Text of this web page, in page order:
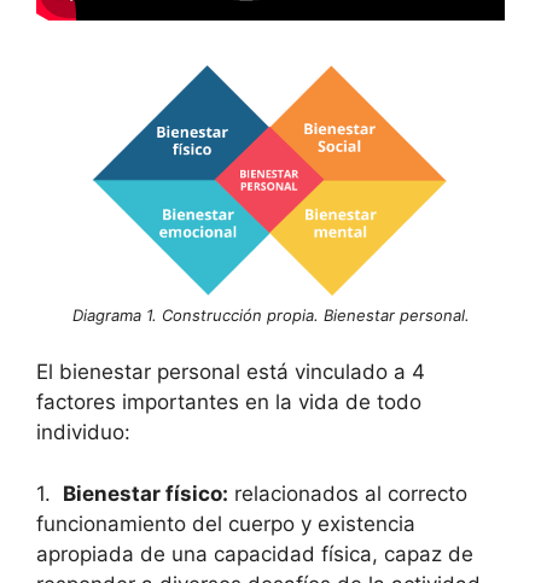
Diagrama 1. Construcción propia. Bienestar personal.
El bienestar personal está vinculado a 4
factores importantes en la vida de todo
individuo:
1. Bienestar físico: relacionados al correcto
funcionamiento del cuerpo y existencia
apropiada de una capacidad física, capaz de